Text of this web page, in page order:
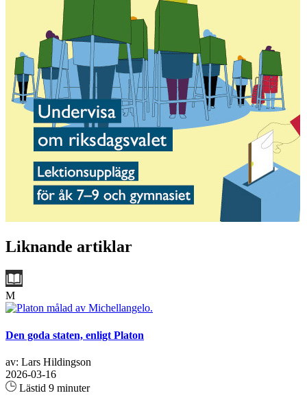
Liknande artiklar
M
Den goda staten, enligt Platon
av: Lars Hildingson
2026-03-16
Lästid 9 minuter